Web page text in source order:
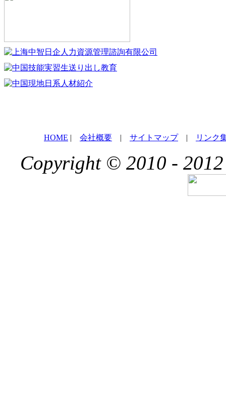
HOME | 会社概要 | サイトマップ| リンク
Copyright © 2010 - 2012